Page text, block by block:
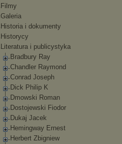
Filmy
Galeria
Historia i dokumenty
Historycy
Literatura i publicystyka
Bradbury Ray
Chandler Raymond
Conrad Joseph
Dick Philip K
Dmowski Roman
Dostojewski Fiodor
Dukaj Jacek
Hemingway Ernest
Herbert Zbigniew